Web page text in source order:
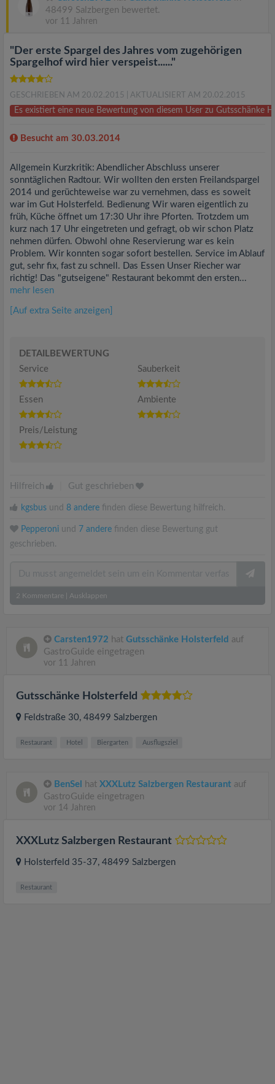
48499 Salzbergen bewertet.
vor 11 Jahren
"Der erste Spargel des Jahres vom zugehörigen
Spargelhof wird hier verspeist......"
GESCHRIEBEN AM 20.02.2015 | AKTUALISIERT AM 20.02.2015
Es existiert eine neue Bewertung von diesem User zu Gutsschänke
Besucht am 30.03.2014
Allgemein Kurzkritik: Abendlicher Abschluss unserer
sonntäglichen Radtour. Wir wollten den ersten Freilandspargel
2014 und gerüchteweise war zu vernehmen, dass es soweit
war im Gut Holsterfeld. Bedienung Wir waren eigentlich zu
früh, Küche öffnet um 17:30 Uhr ihre Pforten. Trotzdem um
kurz nach 17 Uhr eingetreten und gefragt, ob wir schon Platz
nehmen dürfen. Obwohl ohne Reservierung war es kein
Problem. Wir konnten sogar sofort bestellen. Service im Ablauf
gut, sehr fix, fast zu schnell. Das Essen Unser Riecher war
richtig! Das "gutseigene" Restaurant bekommt den ersten...
mehr lesen
[Auf extra Seite anzeigen]
DETAILBEWERTUNG
Service
Sauberkeit
Essen Ambiente
Preis/Leistung
Hilfreich Gut geschrieben
kgsbus und 8 andere finden diese Bewertung hilfreich.
Pepperoni und 7 andere finden diese Bewertung gut
geschrieben.
2 Kommentare Ausklappen
Carsten1972 hat Gutsschänke Holsterfeld auf
GastroGuide eingetragen
vor 11 Jahren
Gutsschänke Holsterfeld
Feldstraße 30, 48499 Salzbergen
Restaurant Hotel Biergarten Ausflugsziel
BenSel hat XXXLutz Salzbergen Restaurant auf
GastroGuide eingetragen
vor 14 Jahren
XXXLutz Salzbergen Restaurant
Holsterfeld 35-37, 48499 Salzbergen
Restaurant